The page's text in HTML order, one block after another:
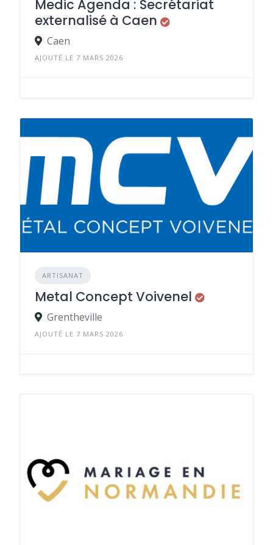
Medic Agenda : Secrétariat
externalisé à Caen
Caen
AJOUTÉ LE 7 MARS 2026
ARTISANAT
Metal Concept Voivenel
Grentheville
AJOUTÉ LE 7 MARS 2026